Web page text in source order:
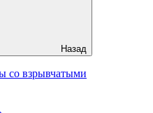
Назад
со взрывчатыми